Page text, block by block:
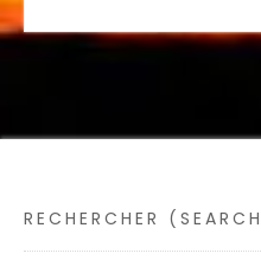
RECHERCHER